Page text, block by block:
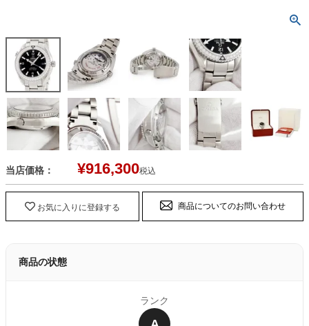
当店価格： ¥916,300税込
お気に入りに登録する 商品についてのお問い合わせ
商品の状態
ランク